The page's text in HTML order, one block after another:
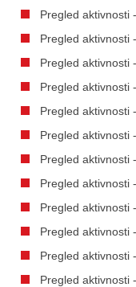
Pregled aktivnosti
Pregled aktivnosti
Pregled aktivnosti
Pregled aktivnosti
Pregled aktivnosti
Pregled aktivnosti
Pregled aktivnosti
Pregled aktivnosti
Pregled aktivnosti
Pregled aktivnosti
Pregled aktivnosti
Pregled aktivnosti